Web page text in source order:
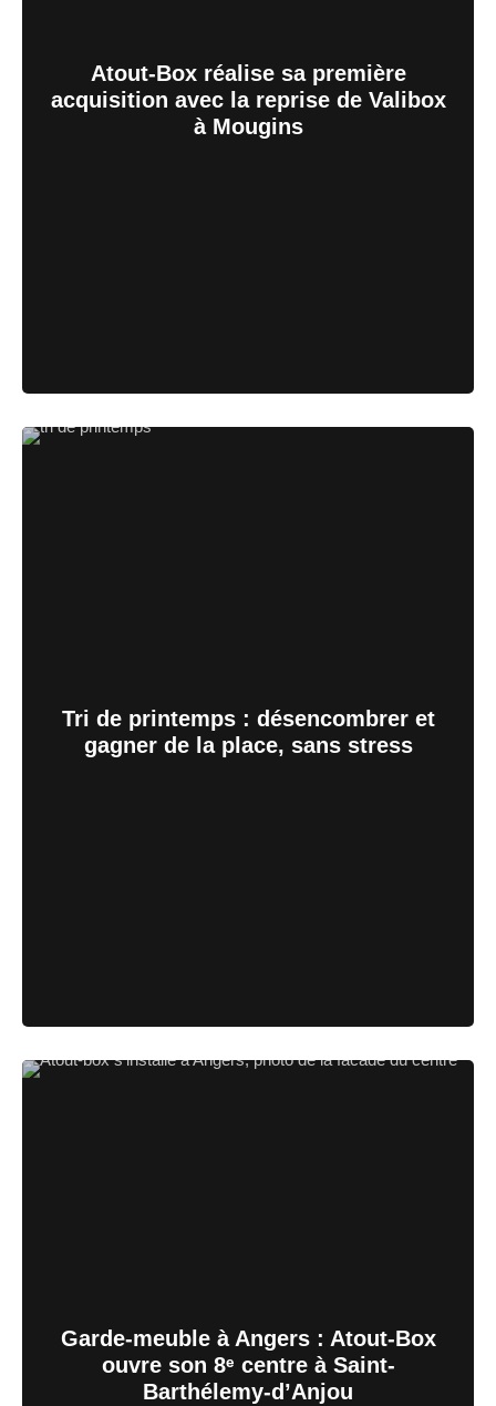
Atout-Box réalise sa première
acquisition avec la reprise de Valibox
à Mougins
Tri de printemps : désencombrer et
gagner de la place, sans stress
Garde-meuble à Angers : Atout-Box
ouvre son 8ᵉ centre à Saint-
Barthélemy-d’Anjou